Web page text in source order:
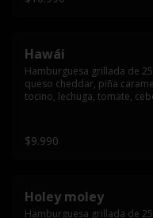
Hawái
Hamburguesa grillada de
queso cheddar, piña
tocino, lechuga, tomate,
$9.990
Holey moley
Hamburguesa grillada de